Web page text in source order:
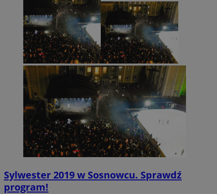
Sylwester 2019 w Sosnowcu. Sprawdź
program!